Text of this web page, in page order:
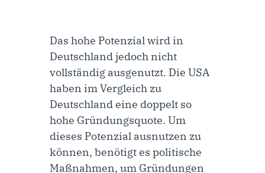
Das hohe Potenzial wird in
Deutschland jedoch nicht
vollständig ausgenutzt. Die USA
haben im Vergleich zu
Deutschland eine doppelt so
hohe Gründungsquote. Um
dieses Potenzial ausnutzen zu
können, benötigt es politische
Maßnahmen, um Gründungen